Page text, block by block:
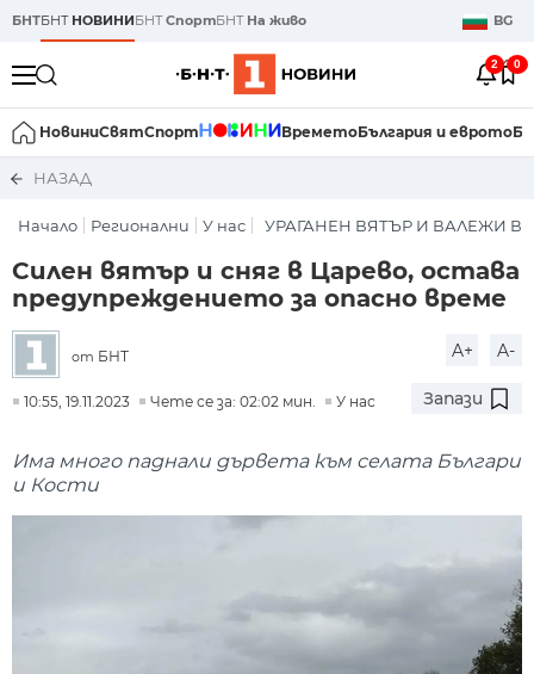
БНТБНТ НОВИНИБНТСпортБНТ На живо BG
2 0
НовиниСвятСпорт ВреметоБългария и еврото
НАЗАД
Начало Регионални У нас УРАГАНЕН ВЯТЪР И ВАЛЕЖИ В
Силен вятър и сняг в Царево, остава
предупреждението за опасно време
от БНТ A+ A-
10:55, 19.11.2023 Чете се за: 02:02 мин. У нас Запази
Има много паднали дървета към селата Българи
и Кости